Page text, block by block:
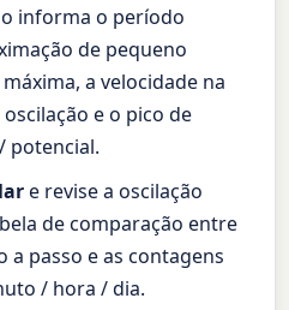
informa o período
de pequeno
a velocidade na
e o pico de
potencial.
e revise a oscilação
de comparação entre
a passo e as contagens
/ hora / dia.